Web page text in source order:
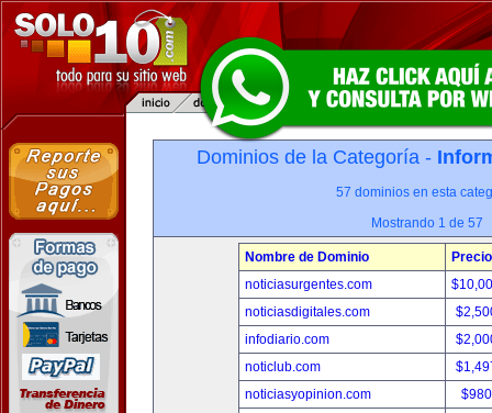
Dominios de la Categoría -
57 dominios en esta
Mostrando 1 de 57
Nombre de Dominio
Precio
noticiasurgentes.com
noticiasdigitales.com
infodiario.com
noticlub.com
noticiasyopinion.com